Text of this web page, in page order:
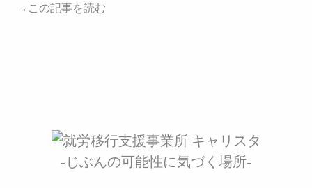
→この記事を読む
-じぶんの可能性に気づく場所-